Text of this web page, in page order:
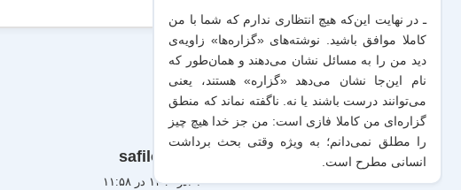
safilo
۱ آذر ۱۳۹۰ در ۱۱:۵۸
ـ در نهایت این‌که هیچ انتظاری ندارم که شما با من
کاملا موافق باشید. نوشته‌های «گزاره‌ها» زاویه‌ی
دید من را به مسائل نشان می‌دهند و همان‌طور که
نام این‌جا نشان می‌دهد «گزاره‌» هستند، یعنی
می‌توانند درست باشند یا نه. ناگفته نماند که منطق
گزاره‌ای من کاملا فازی است: من جز خدا هیچ چیز
را مطلق نمی‌دانم؛ به ویژه وقتی بحث برداشت
انسانی مطرح است.